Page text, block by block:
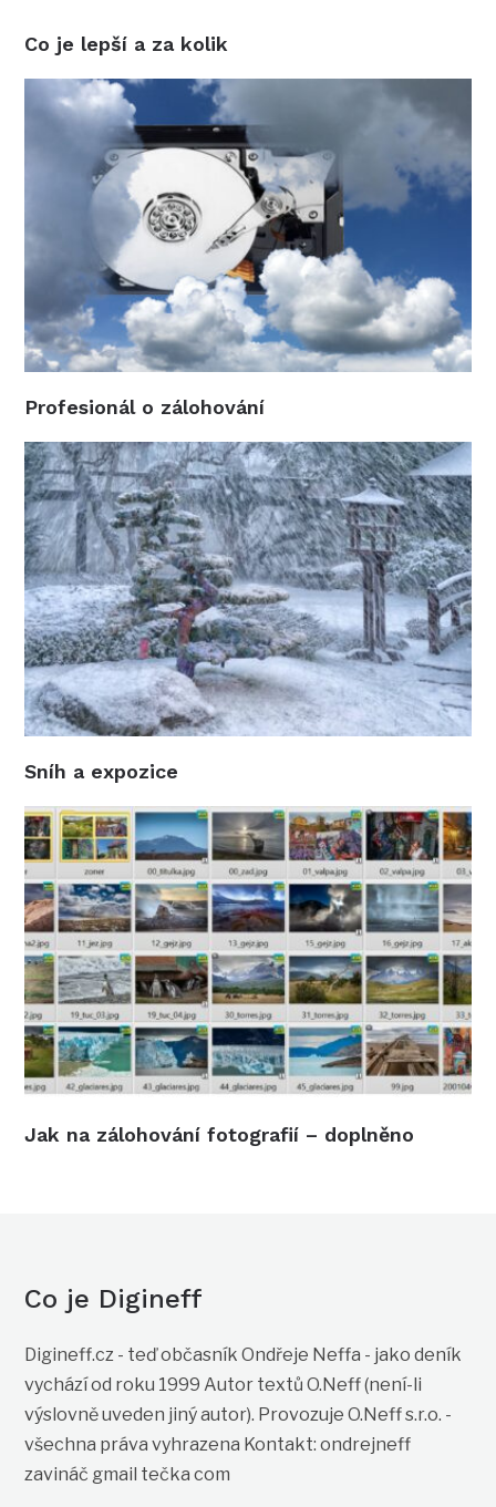
Co je lepší a za kolik
Profesionál o zálohování
Sníh a expozice
Jak na zálohování fotografií – doplněno
Co je Digineff
Digineff.cz - teď občasník Ondřeje Neffa - jako deník
vychází od roku 1999 Autor textů O.Neff (není-li
výslovně uveden jiný autor). Provozuje O.Neff s.r.o. -
všechna práva vyhrazena Kontakt: ondrejneff
zavináč gmail tečka com